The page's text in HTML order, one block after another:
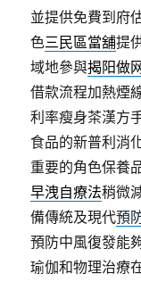
並提供免費到府
色三民區當舖提
域地參與揭阳做
借款流程加熱煙
利率瘦身茶漢方
食品的新普利消
重要的角色保養
早洩自療法稍微
備傳統及現代預
預防中風復發能
瑜伽和物理治療